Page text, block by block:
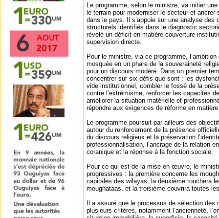
Le programme, selon le ministre, va initier
le terrain pour moderniser le secteur et ancrer
dans le pays. Il s’appuie sur une analyse des
structurels identifiés dans le diagnostic
révélé un déficit en matière couverture
supervision directe.
Pour le ministre, via ce programme,
mosquée en un phare de la souveraineté
pour un discours modéré. Dans un premier
concentrer sur six défis que sont : les
vide institutionnel, combler le fossé de la
contre l’extrémisme, renforcer les capacités
améliorer la situation matérielle et
répondre aux exigences de réforme en
Le programme poursuit par ailleurs des
autour du renforcement de la présence
du discours religieux et la préservation
professionnalisation, l’ancrage de la relation
coranique et la réponse à la fonction sociale.
Pour ce qui est de la mise en œuvre, le
progressives : la première concerne les
capitales des wilayas, la deuxième touchera
moughataas, et la troisième couvrira toutes
Il a assuré que le processus de sélection des
plusieurs critères, notamment l’ancienneté,